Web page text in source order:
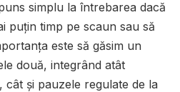
simplu la întrebarea dacă
puțin timp pe scaun sau să
este să găsim un
două, integrând atât
cât și pauzele regulate de la